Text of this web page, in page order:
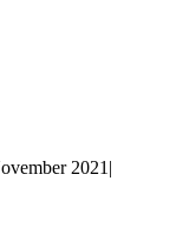
2021|